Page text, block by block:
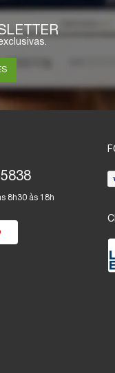
8h30 às 18h